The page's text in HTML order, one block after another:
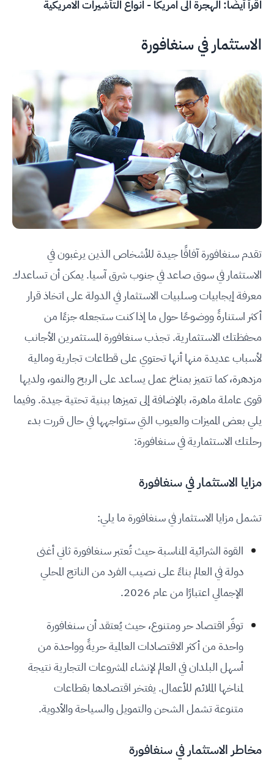
اقرأ أيضًا: الهجرة الى امريكا - انواع التأشيرات الامريكية
الاستثمار في سنغافورة
تقدم سنغافورة آفاقًا جيدة للأشخاص الذين يرغبون في
الاستثمار في سوق صاعد في جنوب شرق آسيا. يمكن أن تساعدك
معرفة إيجابيات وسلبيات الاستثمار في الدولة على اتخاذ قرار
أكثر استنارةً ووضوحًا حول ما إذا كنت ستجعله جزءًا من
محفظتك الاستثمارية. تجذب سنغافورة المستثمرين الأجانب
لأسباب عديدة منها أنها تحتوي على قطاعات تجارية ومالية
مزدهرة، كما تتميز بمناخ عمل يساعد على الربح والنمو، ولديها
قوى عاملة ماهرة، بالإضافة إلى تميزها ببنية تحتية جيدة. وفيما
يلي بعض المميزات والعيوب التي ستواجهها في حال قررت بدء
رحلتك الاستثمارية في سنغافورة:
مزايا الاستثمار في سنغافورة
تشمل مزايا الاستثمار في سنغافورة ما يلي:
القوة الشرائية المناسبة حيث تُعتبر سنغافورة ثاني أغنى
دولة في العالم بناءً على نصيب الفرد من الناتج المحلي
الإجمالي اعتبارًا من عام 2026.
توفّر اقتصاد حر ومتنوع، حيث يُعتقد أن سنغافورة
واحدة من أكثر الاقتصادات العالمية حريةً وواحدة من
أسهل البلدان في العالم لإنشاء المشروعات التجارية نتيجة
لمناخها الملائم للأعمال. يفتخر اقتصادها بقطاعات
متنوعة تشمل الشحن والتمويل والسياحة والأدوية.
مخاطر الاستثمار في سنغافورة